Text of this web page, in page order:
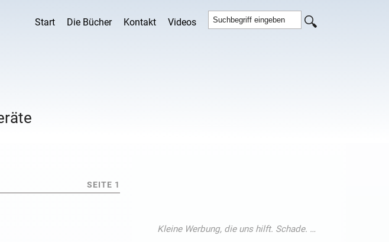
Start Die Bücher Kontakt Videos
SEITE 1